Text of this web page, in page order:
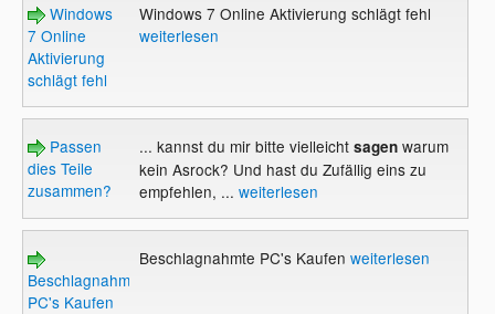
Windows
7 Online
Aktivierung
schlägt fehl
Windows 7 Online Aktivierung schlägt fehl
weiterlesen
Passen
dies Teile
zusammen?
... kannst du mir bitte vielleichtsagenwarum
kein Asrock? Und hast du Zufällig eins zu
empfehlen, ... weiterlesen
Beschlagnahmte
PC's Kaufen
Beschlagnahmte PC's Kaufen weiterlesen